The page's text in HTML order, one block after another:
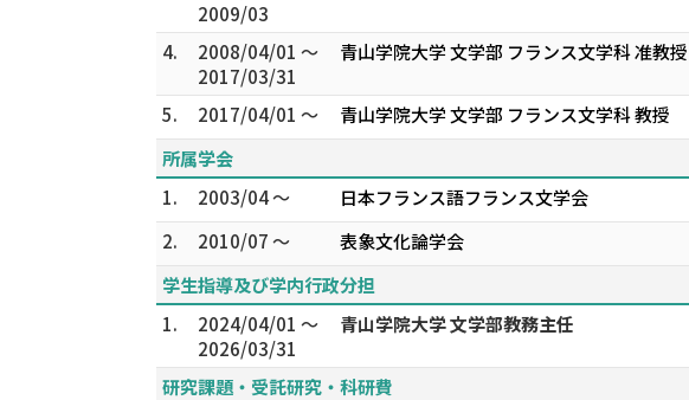
2009/03
4.
2008/04/01 ～
2017/03/31
青山学院大学 文学部 フランス文学科 准教授
5. 2017/04/01 ～
青山学院大学 文学部 フランス文学科 教授
所属学会
1.
2003/04 ～
日本フランス語フランス文学会
2.
2010/07 ～
表象文化論学会
学生指導及び学内行政分担
1.
2024/04/01 ～
2026/03/31
青山学院大学 文学部教務主任
研究課題・受託研究・科研費